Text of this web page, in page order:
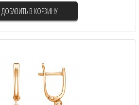
ДОБАВИТЬ В КОРЗИНУ